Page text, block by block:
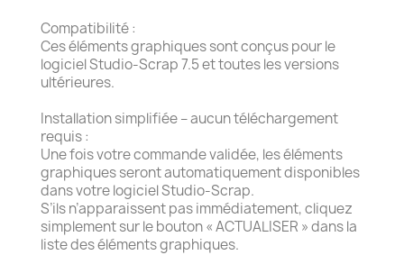
Compatibilité :
Ces éléments graphiques sont conçus pour le
logiciel Studio-Scrap 7.5 et toutes les versions
ultérieures.
Installation simplifiée – aucun téléchargement
requis :
Une fois votre commande validée, les éléments
graphiques seront automatiquement disponibles
dans votre logiciel Studio-Scrap.
S’ils n’apparaissent pas immédiatement, cliquez
simplement sur le bouton « ACTUALISER » dans la
liste des éléments graphiques.